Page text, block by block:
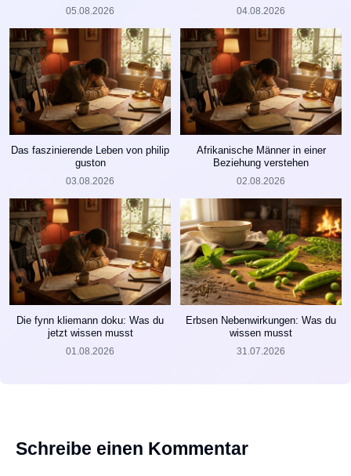
05.08.2026 04.08.2026
Das faszinierende Leben von philip
guston
03.08.2026
Afrikanische Männer in einer
Beziehung verstehen
02.08.2026
Die fynn kliemann doku: Was du
jetzt wissen musst
01.08.2026
Erbsen Nebenwirkungen: Was du
wissen musst
31.07.2026
Schreibe einen Kommentar